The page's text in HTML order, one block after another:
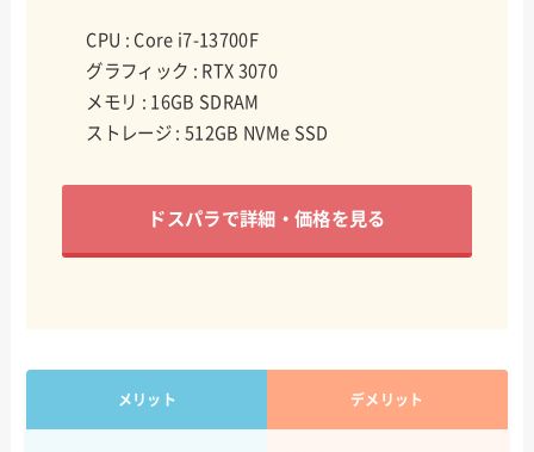
CPU : Core i7-13700F
グラフィック : RTX 3070
メモリ : 16GB SDRAM
ストレージ : 512GB NVMe SSD
ドスパラで詳細・価格を見る
メリット デメリット